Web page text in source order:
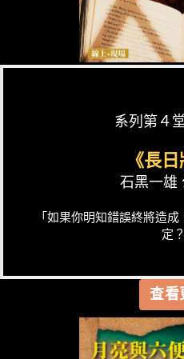
系列第４
《長日
石黑一雄
「如果你明知錯誤終將造
定？
查看